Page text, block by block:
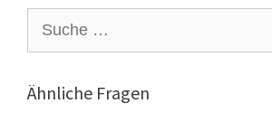
nach:
Ähnliche Fragen